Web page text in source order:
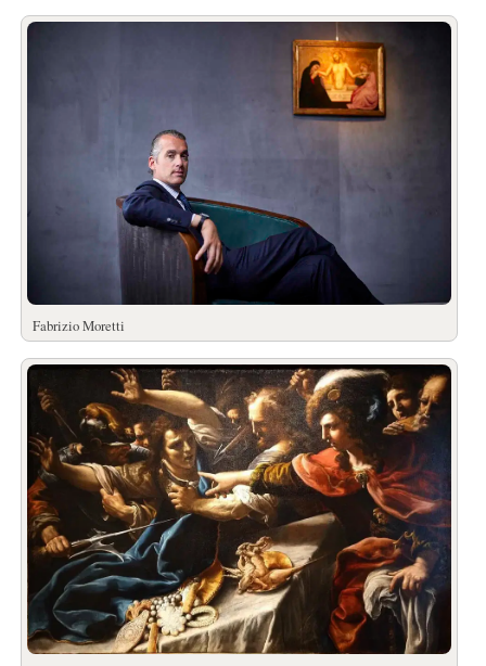
Fabrizio Moretti